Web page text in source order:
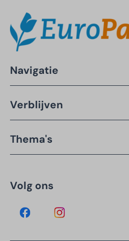
Navigatie
Verblijven
Thema's
Volg ons